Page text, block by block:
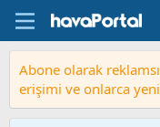
Abone olarak
erişimi ve onlarca